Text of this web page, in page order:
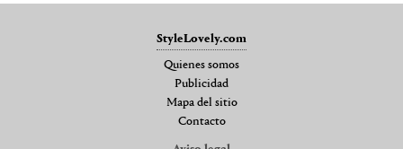
StyleLovely.com
Quienes somos
Publicidad
Mapa del sitio
Contacto